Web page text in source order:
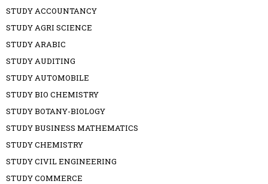
STUDY ACCOUNTANCY
STUDY AGRI SCIENCE
STUDY ARABIC
STUDY AUDITING
STUDY AUTOMOBILE
STUDY BIO CHEMISTRY
STUDY BOTANY-BIOLOGY
STUDY BUSINESS MATHEMATICS
STUDY CHEMISTRY
STUDY CIVIL ENGINEERING
STUDY COMMERCE